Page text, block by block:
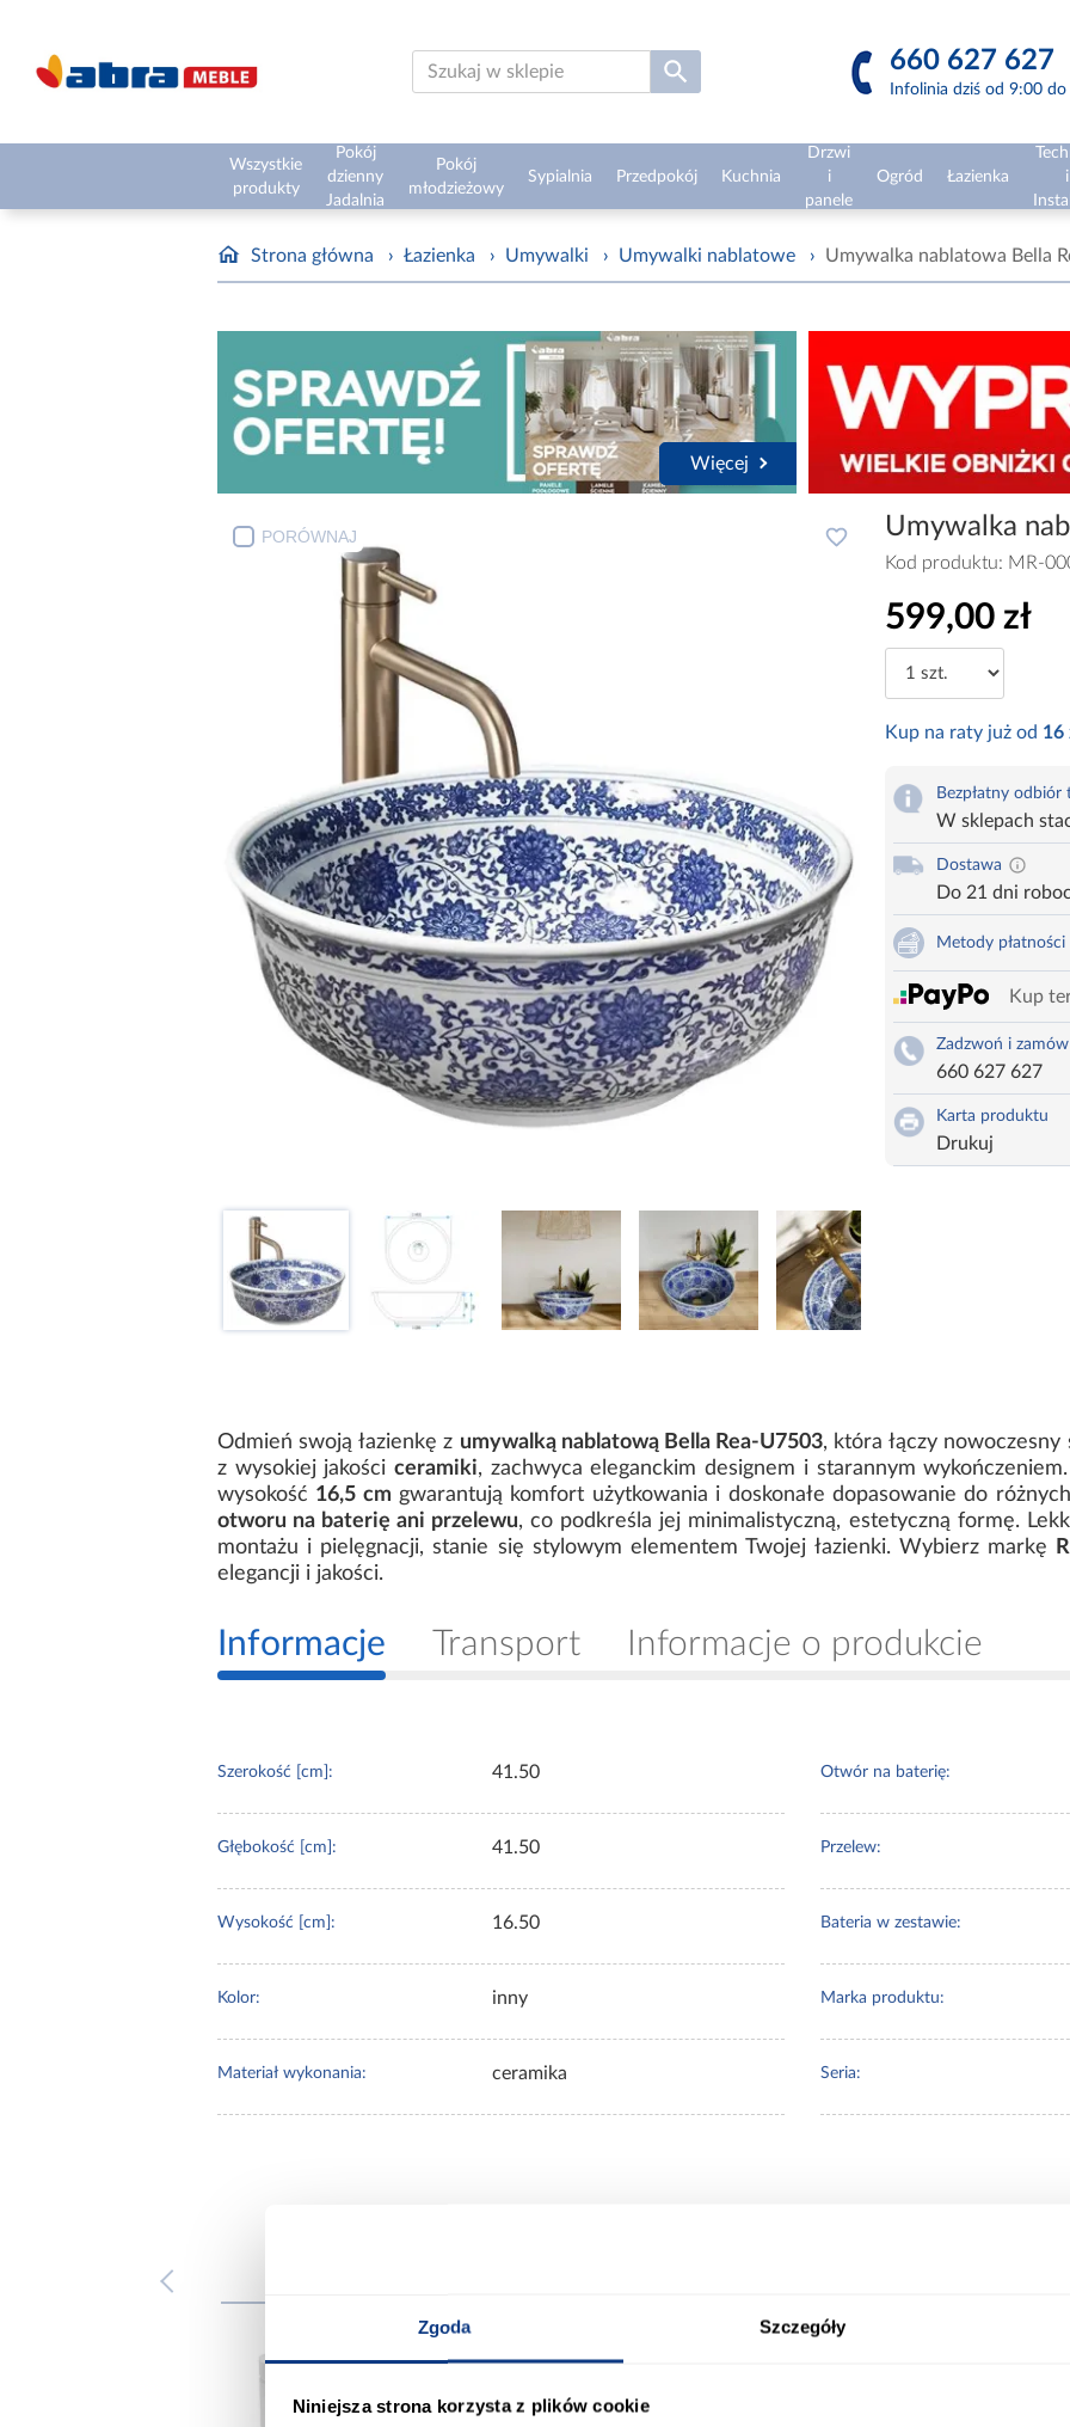
Zgoda Szczegóły
Niniejsza strona korzysta z plików cookie
660 627 627
Infolinia dziś od 9:00
Wszystkie
produkty
Pokój
dzienny
Jadalnia
Pokój
młodzieżowy
Sypialnia Przedpokój Kuchnia
Drzwi
i
panele
Ogród Łazienka
i
Strona główna › Łazienka › Umywalki › Umywalki nablatowe › Umywalka nablatowa Bella
Więcej
PORÓWNAJ Umywalka
Kod produktu: MR-
599,00 zł
Kup na raty już od 16
Bezpłatny odbiór
W sklepach
Dostawa
Do 21 dni
Metody płatności
Kup
Zadzwoń i zamów
660 627 627
Karta produktu
Drukuj
Odmień swoją łazienkę z umywalką nablatową Bella Rea-U7503, która łączy
z wysokiej jakościceramiki, zachwyca eleganckim designem i starannym
wysokość 16,5 cm gwarantują komfort użytkowania i doskonałe dopasowanie do
otworu na baterię ani przelewu, co podkreśla jej minimalistyczną, estetyczną formę.
montażu i pielęgnacji, stanie się stylowym elementem Twojej łazienki. Wybierz markę
elegancji i jakości.
Informacje Transport Informacje o produkcie
Szerokość [cm]: 41.50
Głębokość [cm]: 41.50
Wysokość [cm]: 16.50
Kolor: inny
Materiał wykonania: ceramika
Otwór na baterię:
Przelew:
Bateria w zestawie:
Marka produktu:
Seria: